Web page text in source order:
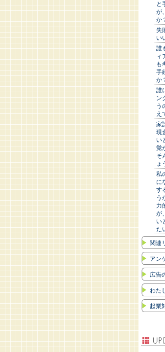
と
が
か
失
い
誰
ィ
も
手
か
誰
ン
う
え
家
現
い
覚
そ
ょ
私
に
す
う
力
が
い
た
関連
アン
広告
わた
起業